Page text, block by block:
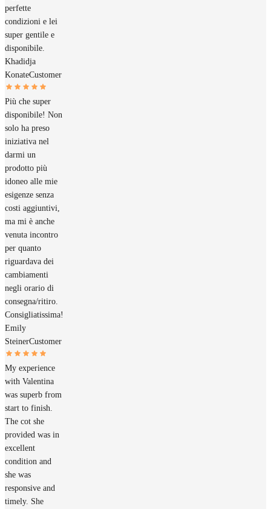
perfette
condizioni e lei
super gentile e
disponibile.
Khadidja
KonateCustomer
Più che super
disponibile! Non
solo ha preso
iniziativa nel
darmi un
prodotto più
idoneo alle mie
esigenze senza
costi aggiuntivi,
ma mi è anche
venuta incontro
per quanto
riguardava dei
cambiamenti
negli orario di
consegna/ritiro.
Consigliatissima!
Emily
SteinerCustomer
My experience
with Valentina
was superb from
start to finish.
The cot she
provided was in
excellent
condition and
she was
responsive and
timely. She